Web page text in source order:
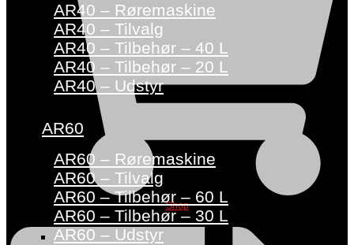
Shop
AR40 – Røremaskine
AR40 – Tilvalg
AR40 – Tilbehør – 40 L
AR40 – Tilbehør – 20 L
AR40 – Udstyr
AR60
AR60 – Røremaskine
AR60 – Tilvalg
AR60 – Tilbehør – 60 L
AR60 – Tilbehør – 30 L
AR60 – Udstyr